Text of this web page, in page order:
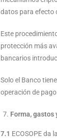
datos para efecto
Este
protección más
bancarios
Solo el Banco
operación de
Forma, gastos
7.1 ECOSOPE da